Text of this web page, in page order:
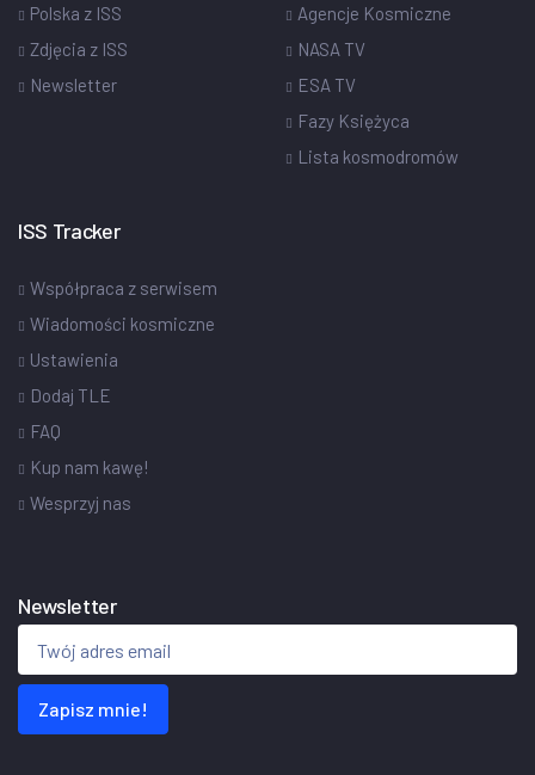
Polska z ISS
Zdjęcia z ISS
Newsletter
Agencje Kosmiczne
NASA TV
ESA TV
Fazy Księżyca
Lista kosmodromów
ISS Tracker
Współpraca z serwisem
Wiadomości kosmiczne
Ustawienia
Dodaj TLE
FAQ
Kup nam kawę!
Wesprzyj nas
Newsletter
Zapisz mnie!